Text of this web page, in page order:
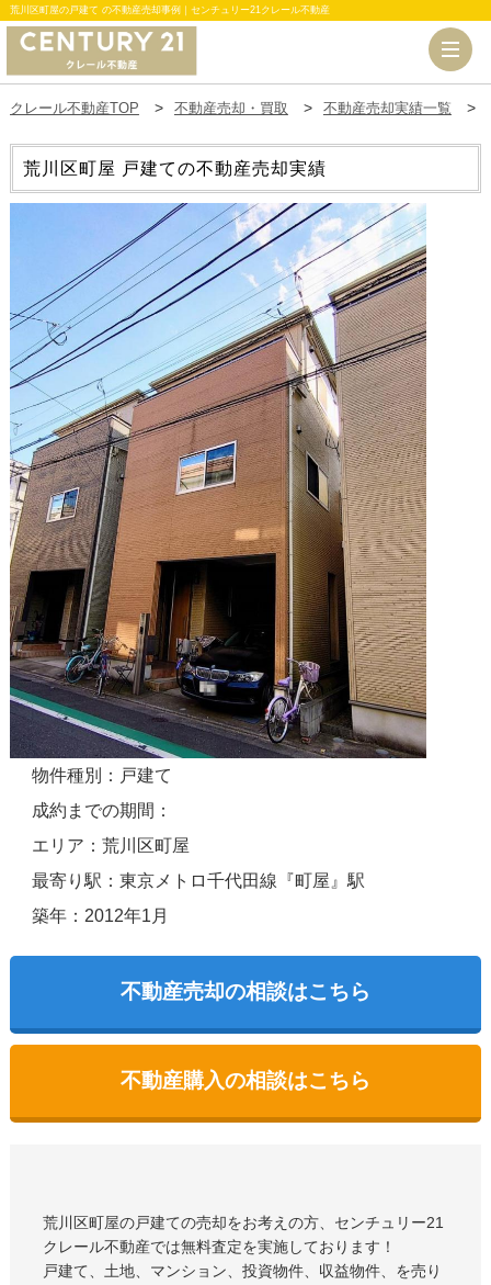
荒川区町屋の戸建て の不動産売却事例｜センチュリー21クレール不動産
クレール不動産TOP 不動産売却・買取 不動産売却実績一覧
荒川区町屋 戸建ての不動産売却実績
物件種別：戸建て
成約までの期間：
エリア：荒川区町屋
最寄り駅：東京メトロ千代田線『町屋』駅
築年：2012年1月
不動産売却の相談はこちら
不動産購入の相談はこちら
荒川区町屋の戸建ての売却をお考えの方、センチュリー21
クレール不動産では無料査定を実施しております！
戸建て、土地、マンション、投資物件、収益物件、を売り